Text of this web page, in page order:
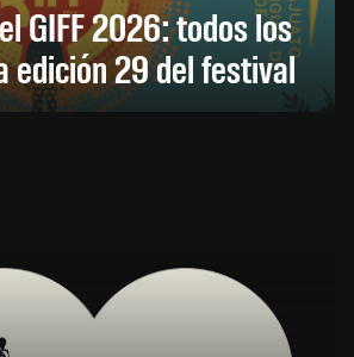
GIFF 2026: todos los
edición 29 del festival